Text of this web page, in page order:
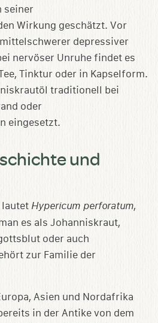
seiner
Wirkung geschätzt. Vor
depressiver
nervöser Unruhe findet es
Tinktur oder in Kapselform.
traditionell bei
oder
eingesetzt.
und
lautet Hypericum perforatum,
es als Johanniskraut,
oder auch
zur Familie der
Asien und Nordafrika
in der Antike von dem